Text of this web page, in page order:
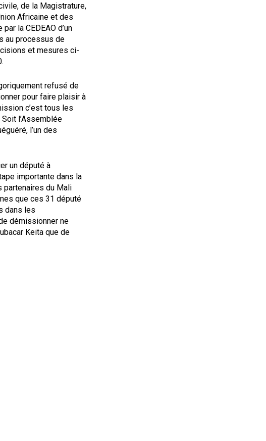
de la Magistrature,
Africaine et des
la CEDEAO d’un
au processus de
et mesures ci-
refusé de
pour faire plaisir à
c’est tous les
l’Assemblée
l’un des
un député à
importante dans la
partenaires du Mali
que ces 31 député
dans les
démissionner ne
Keita que de